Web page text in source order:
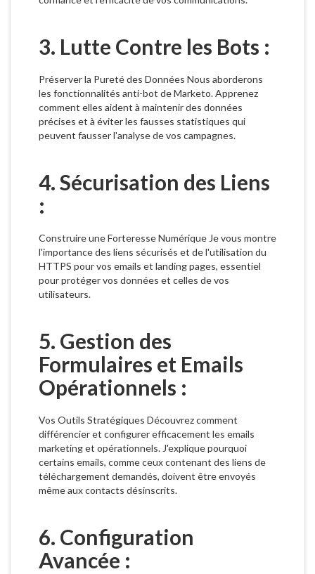
3. Lutte Contre les Bots :
Préserver la Pureté des Données Nous aborderons
les fonctionnalités anti-bot de Marketo. Apprenez
comment elles aident à maintenir des données
précises et à éviter les fausses statistiques qui
peuvent fausser l'analyse de vos campagnes.
4. Sécurisation des Liens
:
Construire une Forteresse Numérique Je vous montre
l'importance des liens sécurisés et de l'utilisation du
HTTPS pour vos emails et landing pages, essentiel
pour protéger vos données et celles de vos
utilisateurs.
5. Gestion des
Formulaires et Emails
Opérationnels :
Vos Outils Stratégiques Découvrez comment
différencier et configurer efficacement les emails
marketing et opérationnels. J'explique pourquoi
certains emails, comme ceux contenant des liens de
téléchargement demandés, doivent être envoyés
même aux contacts désinscrits.
6. Configuration
Avancée :